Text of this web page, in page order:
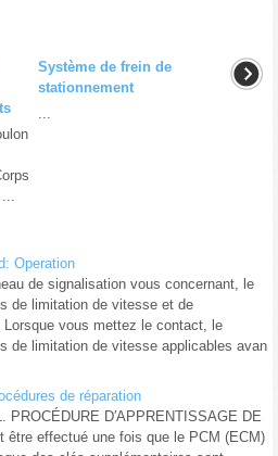
Système de frein de
stationnement
...
Operation
de signalisation vous concernant, le
de limitation de vitesse et de
vous mettez le contact, le
de limitation de vitesse applicables avan
de réparation
PROCÉDURE D′APPRENTISSAGE DE
être effectué une fois que le PCM (ECM)